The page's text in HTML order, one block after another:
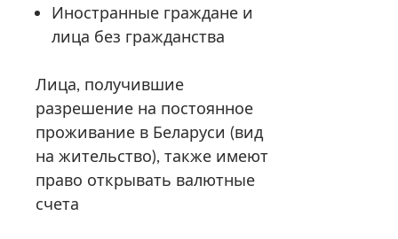
Иностранные граждане и
лица без гражданства
Лица, получившие
разрешение на постоянное
проживание в Беларуси (вид
на жительство), также имеют
право открывать валютные
счета